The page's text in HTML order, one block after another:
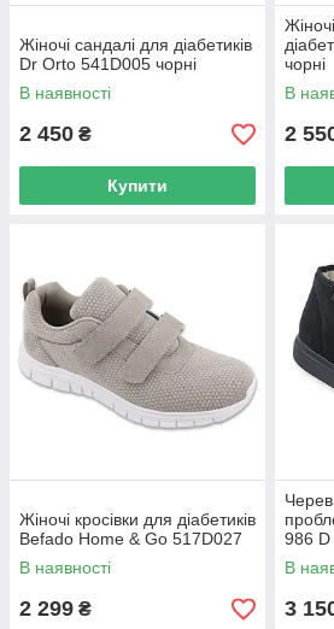
Жіночі сандалі для діабетиків
Dr Orto 541D005 чорні
В наявності
2 450 ₴
Купити
чорні
В
2
Жіночі кросівки для діабетиків
Befado Home & Go 517D027
В наявності
2 299 ₴
986 D
В
3